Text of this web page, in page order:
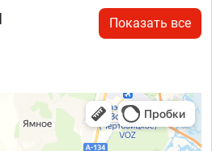
Показать все